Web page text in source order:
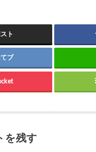
ト
ブ
を残す